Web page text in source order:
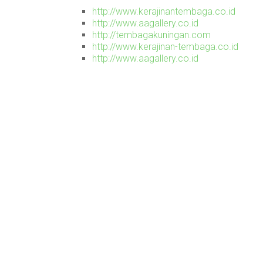
http://www.kerajinantembaga.co.id
http://www.aagallery.co.id
http://tembagakuningan.com
http://www.kerajinan-tembaga.co.id
http://www.aagallery.co.id